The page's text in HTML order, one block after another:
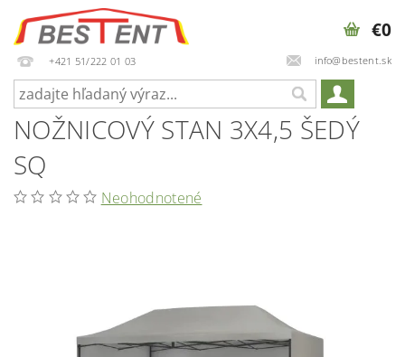
+421 51/222 01 03 info@bestent.sk
€0
NOŽNICOVÝ STAN 3X4,5 ŠEDÝ
SQ
Neohodnotené